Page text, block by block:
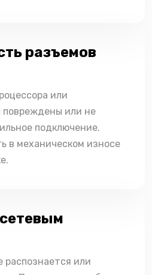
разъемов
или
повреждены или не
подключение.
в механическом износе
распознается или